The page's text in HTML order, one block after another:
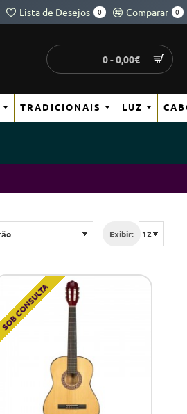
Lista de Desejos 0 Comparar 0
0 - 0,00€
TRADICIONAIS LUZ
Exibir:
SOB CONSULTA